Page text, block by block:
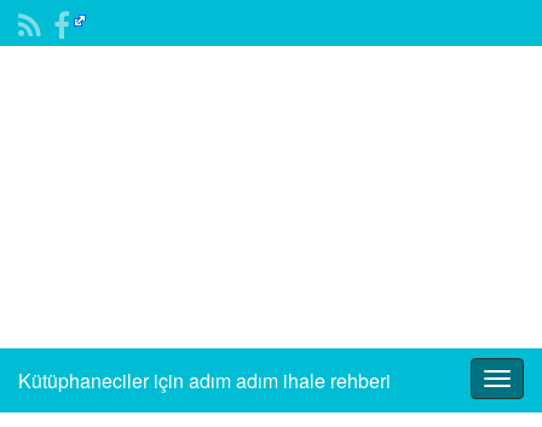
Kütüphaneciler için adım adım ihale rehberi